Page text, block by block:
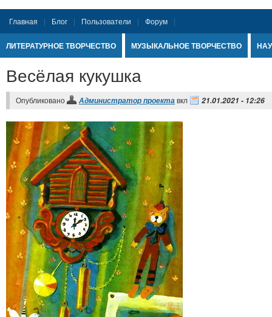
Главная Блог Пользователи Форум
ЛИТЕРАТУРНОЕ ТВОРЧЕСТВО МУЗЫКАЛЬНОЕ ТВОРЧЕСТВО
Весёлая кукушка
Опубликовано Администратор проектавкл 21.01.2021 - 12:26